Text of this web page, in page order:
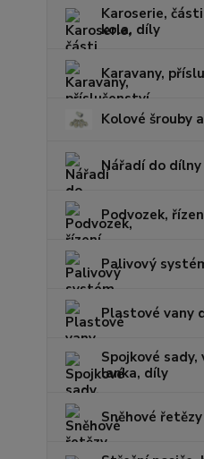
Karoserie,
kola, díly
Karavany,
Kolové šrouby
Nářadí do dílny
Podvozek,
Palivový
Plastové vany
Spojkové sady,
lanka, díly
Sněhové řetězy